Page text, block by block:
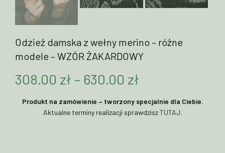
Odzież damska z wełny merino – różne
modele – WZÓR ŻAKARDOWY
308.00 zł – 630.00 zł
cen:
Produkt na zamówienie – tworzony specjalnie dla Ciebie.
Aktualne terminy realizacji sprawdziszTUTAJ.